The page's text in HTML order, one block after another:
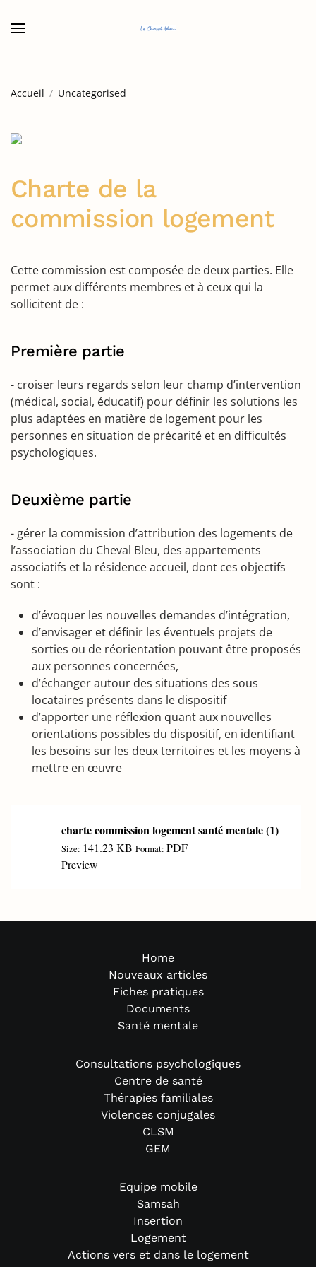
Accueil Uncategorised
Charte de la
commission logement
Cette commission est composée de deux parties. Elle
permet aux différents membres et à ceux qui la
sollicitent de :
Première partie
- croiser leurs regards selon leur champ d’intervention
(médical, social, éducatif) pour définir les solutions les
plus adaptées en matière de logement pour les
personnes en situation de précarité et en difficultés
psychologiques.
Deuxième partie
- gérer la commission d’attribution des logements de
l’association du Cheval Bleu, des appartements
associatifs et la résidence accueil, dont ces objectifs
sont :
d’évoquer les nouvelles demandes d’intégration,
d’envisager et définir les éventuels projets de
sorties ou de réorientation pouvant être proposés
aux personnes concernées,
d’échanger autour des situations des sous
locataires présents dans le dispositif
d’apporter une réflexion quant aux nouvelles
orientations possibles du dispositif, en identifiant
les besoins sur les deux territoires et les moyens à
mettre en œuvre
charte commission logement santé mentale (1)
Size: 141.23 KB Format: PDF
Preview
Home
Nouveaux articles
Fiches pratiques
Documents
Santé mentale
Consultations psychologiques
Centre de santé
Thérapies familiales
Violences conjugales
CLSM
GEM
Equipe mobile
Samsah
Insertion
Logement
Actions vers et dans le logement